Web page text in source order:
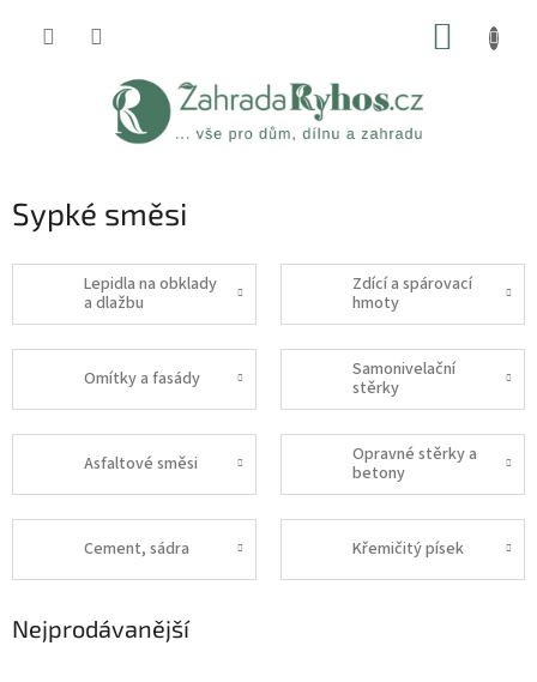
Sypké směsi
Lepidla na obklady
a dlažbu
Zdící a spárovací
hmoty
Omítky a fasády
Samonivelační
stěrky
Asfaltové směsi
Opravné stěrky a
betony
Cement, sádra Křemičitý písek
Nejprodávanější